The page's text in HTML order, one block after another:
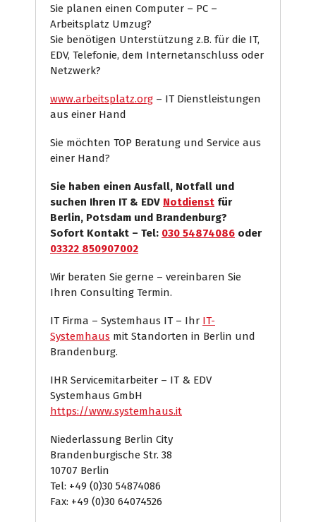
Sie planen einen Computer – PC –
Arbeitsplatz Umzug?
Sie benötigen Unterstützung z.B. für die IT,
EDV, Telefonie, dem Internetanschluss oder
Netzwerk?
www.arbeitsplatz.org – IT Dienstleistungen
aus einer Hand
Sie möchten TOP Beratung und Service aus
einer Hand?
Sie haben einen Ausfall, Notfall und
suchen Ihren IT & EDV Notdienst für
Berlin, Potsdam und Brandenburg?
Sofort Kontakt – Tel: 030 54874086 oder
03322 850907002
Wir beraten Sie gerne – vereinbaren Sie
Ihren Consulting Termin.
IT Firma – Systemhaus IT – Ihr IT-
Systemhaus mit Standorten in Berlin und
Brandenburg.
IHR Servicemitarbeiter – IT & EDV
Systemhaus GmbH
https://www.systemhaus.it
Niederlassung Berlin City
Brandenburgische Str. 38
10707 Berlin
Tel: +49 (0)30 54874086
Fax: +49 (0)30 64074526